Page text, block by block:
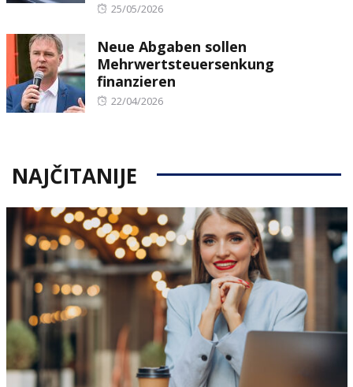
Posted
25/05/2026
Neue Abgaben sollen
Mehrwertsteuersenkung
finanzieren
Posted
22/04/2026
NAJČITANIJE